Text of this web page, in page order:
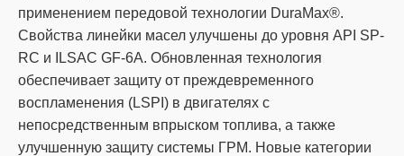
применением передовой технологии DuraMax®.
Свойства линейки масел улучшены до уровня API SP-
RC и ILSAC GF-6A. Обновленная технология
обеспечивает защиту от преждевременного
воспламенения (LSPI) в двигателях с
непосредственным впрыском топлива, а также
улучшенную защиту системы ГРМ. Новые категории